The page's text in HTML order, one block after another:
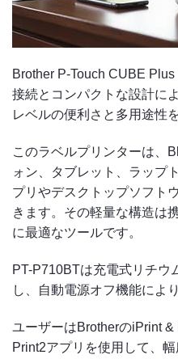
Brother P-Touch CUBE
接続とコンパクトな設計に
レベルの便利さと多用途性
このラベルプリンターは、
ォン、タブレット、ラップ
プリやデスクトップソフト
きます。その軽量な構造は
に最適なツールです。
PT-P710BTは充電式リチウ
し、自動電源オフ機能によ
ユーザーはBrotherのiPrint
Print2アプリを使用して、